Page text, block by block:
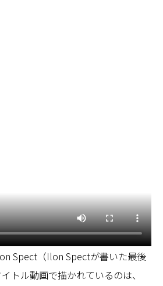
Spect（Ilon Spectが書いた最後
トル動画で描かれているのは、